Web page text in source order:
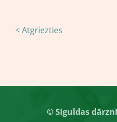
< Atgriezties
© Siguldas